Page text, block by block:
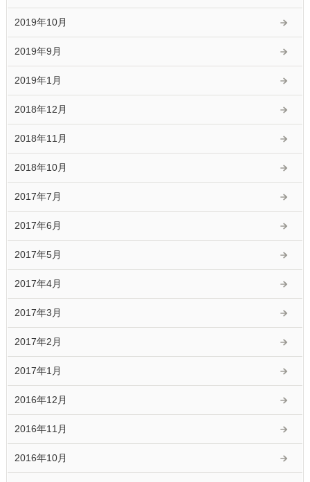
2019年10月
2019年9月
2019年1月
2018年12月
2018年11月
2018年10月
2017年7月
2017年6月
2017年5月
2017年4月
2017年3月
2017年2月
2017年1月
2016年12月
2016年11月
2016年10月